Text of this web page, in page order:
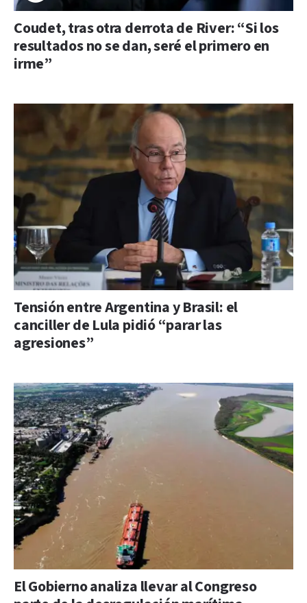
Coudet, tras otra derrota de River: “Si los
resultados no se dan, seré el primero en
irme”
Tensión entre Argentina y Brasil: el
canciller de Lula pidió “parar las
agresiones”
El Gobierno analiza llevar al Congreso